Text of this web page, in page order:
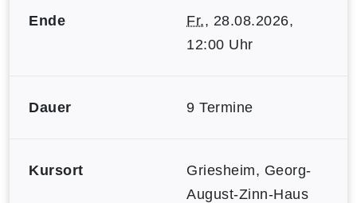
Ende Fr., 28.08.2026,
12:00 Uhr
Dauer 9 Termine
Kursort
Griesheim, Georg-
August-Zinn-Haus